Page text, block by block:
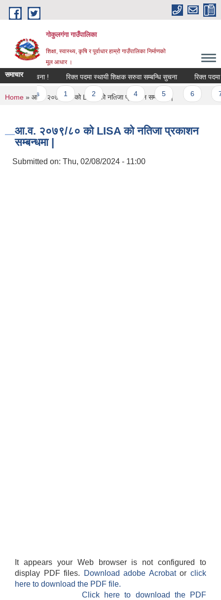
Skip to main content
गोकुलगंगा गाउँपालिका
शिक्षा, स्वास्थ्य, कृषि र पूर्वाधार हाम्रो गाउँपालिका निर्माणको
मूल आधार ।
समाचार
सम्बन्धि सूचना ! रिक्त पदमा स्थायी शिक्षक सरुवा सम्बन्धि सुचना रिक्त पदमा
‹ previous 3
You are here
Home » आ.व. २०७९/८० को LISA को नतिजा प्रकाशन सम्बन्धमा |
आ.व. २०७९/८० को LISA को नतिजा प्रकाशन
सम्बन्धमा |
Submitted on: Thu, 02/08/2024 - 11:00
It appears your Web browser is not configured to
display PDF files.
Download adobe Acrobatorclick
here to download the PDF file.
Click here to download the PDF